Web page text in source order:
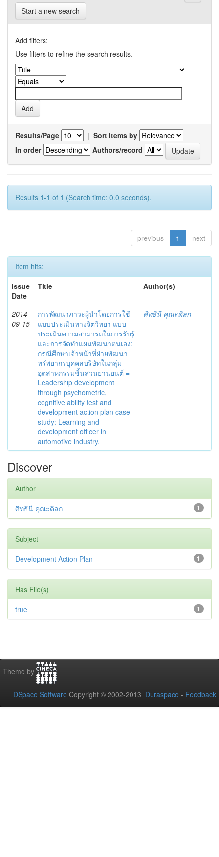
Start a new search
Add filters:
Use filters to refine the search results.
Results/Page | Sort items by
In order
Authors/record
Results 1-1 of 1 (Search time: 0.0 seconds).
previous 1 next
Item hits:
Issue
Date
Title Author(s)
2014-
09-15
การพัฒนาภาวะผู้นำโดยการใช้
แบบประเมินทางจิตวิทยา แบบ
ประเมินความสามารถในการรับรู้
และการจัดทำแผนพัฒนาตนเอง:
กรณีศึกษาเจ้าหน้าที่ฝ่ายพัฒนา
ทรัพยากรบุคคลบริษัทในกลุ่ม
อุตสาหกรรมชิ้นส่วนยานยนต์ =
Leadership development
through psychometric,
cognitive ability test and
development action plan case
study: Learning and
development officer in
automotive industry.
ศิทธินี คุณะดิลก
Discover
Author
1
ศิทธินี คุณะดิลก
Subject
1
Development Action Plan
Has File(s)
1
true
Theme by
DSpace Software Copyright © 2002-2013 Duraspace - Feedback